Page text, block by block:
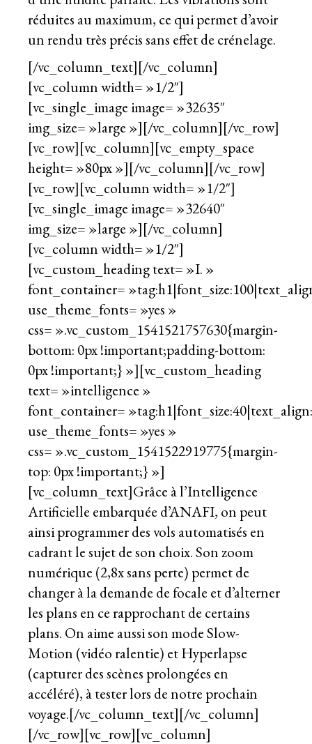
réduites au maximum, ce qui permet d’avoir
un rendu très précis sans effet de crénelage.
[/vc_column_text][/vc_column]
[vc_column width= »1/2″]
[vc_single_image image= »32635″
img_size= »large »][/vc_column][/vc_row]
[vc_row][vc_column][vc_empty_space
height= »80px »][/vc_column][/vc_row]
[vc_row][vc_column width= »1/2″]
[vc_single_image image= »32640″
img_size= »large »][/vc_column]
[vc_column width= »1/2″]
[vc_custom_heading text= »I. »
font_container=
use_theme_fonts= »yes »
css= ».vc_custom_1541521757630{margin-
bottom: 0px !important;padding-bottom:
0px !important;} »][vc_custom_heading
text= »intelligence »
font_container=
use_theme_fonts= »yes »
css= ».vc_custom_1541522919775{margin-
top: 0px !important;} »]
[vc_column_text]Grâce à l’Intelligence
Artificielle embarquée d’ANAFI, on peut
ainsi programmer des vols automatisés en
cadrant le sujet de son choix. Son zoom
numérique (2,8x sans perte) permet de
changer à la demande de focale et d’alterner
les plans en ce rapprochant de certains
plans. On aime aussi son mode Slow-
Motion (vidéo ralentie) et Hyperlapse
(capturer des scènes prolongées en
accéléré), à tester lors de notre prochain
voyage.[/vc_column_text][/vc_column]
[/vc_row][vc_row][vc_column]